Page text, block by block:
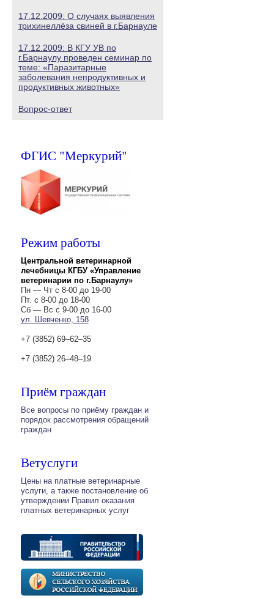
17.12.2009: О случаях выявления
трихинеллёза свиней в г.Барнауле
17.12.2009: В КГУ УВ по
г.Барнаулу проведен семинар по
теме: «Паразитарные
заболевания непродуктивных и
продуктивных животных»
Вопрос-ответ
ФГИС "Меркурий"
Режим работы
Центральной ветеринарной
лечебницы КГБУ «Управление
ветеринарии по г.Барнаулу»
Пн — Чт с 8-00 до 19-00
Пт. с 8-00 до 18-00
Сб — Вс с 9-00 до 16-00
ул. Шевченко, 158
+7 (3852) 69‒62‒35
+7 (3852) 26‒48‒19
Приём граждан
Все вопросы по приёму граждан и
порядок рассмотрения обращений
граждан
Ветуслуги
Цены на платные ветеринарные
услуги, а также постановление об
утверждении Правил оказания
платных ветеринарных услуг